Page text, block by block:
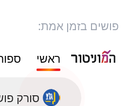
פושים בזמן אמת:
ראשי
סורק